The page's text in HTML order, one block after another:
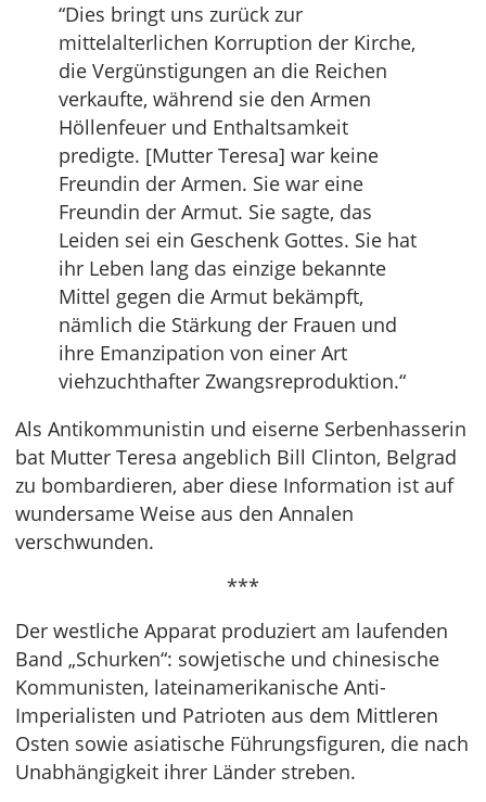
“Dies bringt uns zurück zur
mittelalterlichen Korruption der Kirche,
die Vergünstigungen an die Reichen
verkaufte, während sie den Armen
Höllenfeuer und Enthaltsamkeit
predigte. [Mutter Teresa] war keine
Freundin der Armen. Sie war eine
Freundin der Armut. Sie sagte, das
Leiden sei ein Geschenk Gottes. Sie hat
ihr Leben lang das einzige bekannte
Mittel gegen die Armut bekämpft,
nämlich die Stärkung der Frauen und
ihre Emanzipation von einer Art
viehzuchthafter Zwangsreproduktion.“
Als Antikommunistin und eiserne Serbenhasserin
bat Mutter Teresa angeblich Bill Clinton, Belgrad
zu bombardieren, aber diese Information ist auf
wundersame Weise aus den Annalen
verschwunden.
***
Der westliche Apparat produziert am laufenden
Band „Schurken“: sowjetische und chinesische
Kommunisten, lateinamerikanische Anti-
Imperialisten und Patrioten aus dem Mittleren
Osten sowie asiatische Führungsfiguren, die nach
Unabhängigkeit ihrer Länder streben.